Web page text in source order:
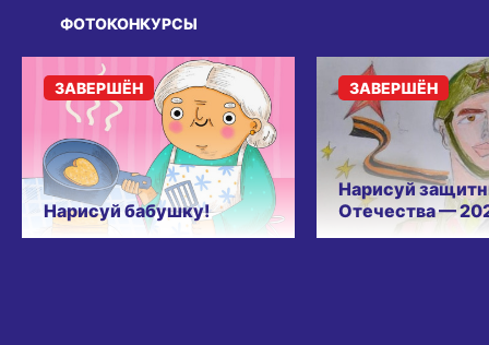
ФОТОКОНКУРСЫ
Нарисуй бабушку!
ЗАВЕРШЁН
Нарисуй
Отечества —
ЗАВЕРШЁН